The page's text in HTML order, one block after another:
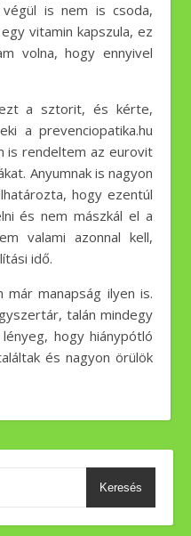
is nem is csoda,
vitamin kapszula, ez
volna, hogy ennyivel
ezt a sztorit, és kérte,
a prevenciopatika.hu
is rendeltem az eurovit
Anyumnak is nagyon
hogy ezentúl
és nem mászkál el a
valami azonnal kell,
idő.
manapság ilyen is.
talán mindegy
hogy hiánypótló
és nagyon örülök
Keresés